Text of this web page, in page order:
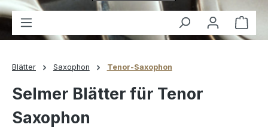
Blätter Saxophon Tenor-Saxophon
Selmer Blätter für Tenor
Saxophon